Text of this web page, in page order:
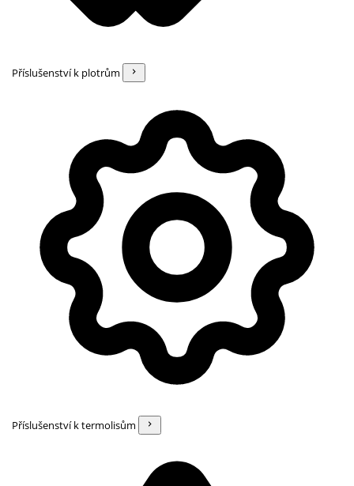
Příslušenství k plotrům
Příslušenství k termolisům